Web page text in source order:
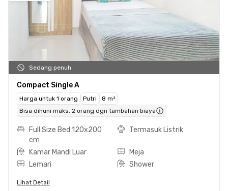
Sedang penuh
Compact Single A
Harga untuk 1 orang Putri
8 m²
Bisa dihuni maks. 2 orang dgn tambahan biaya
Full Size Bed 120x200
cm
Termasuk Listrik
Kamar Mandi Luar
Meja
Lemari
Shower
Lihat Detail